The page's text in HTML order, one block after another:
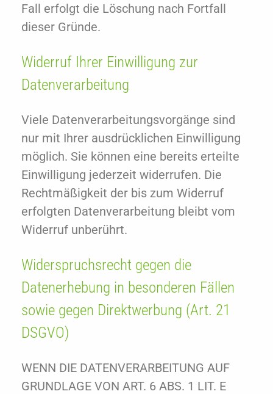
Fall erfolgt die Löschung nach Fortfall
dieser Gründe.
Widerruf Ihrer Einwilligung zur
Datenverarbeitung
Viele Datenverarbeitungsvorgänge sind
nur mit Ihrer ausdrücklichen Einwilligung
möglich. Sie können eine bereits erteilte
Einwilligung jederzeit widerrufen. Die
Rechtmäßigkeit der bis zum Widerruf
erfolgten Datenverarbeitung bleibt vom
Widerruf unberührt.
Widerspruchsrecht gegen die
Datenerhebung in besonderen Fällen
sowie gegen Direktwerbung (Art. 21
DSGVO)
WENN DIE DATENVERARBEITUNG AUF
GRUNDLAGE VON ART. 6 ABS. 1 LIT. E